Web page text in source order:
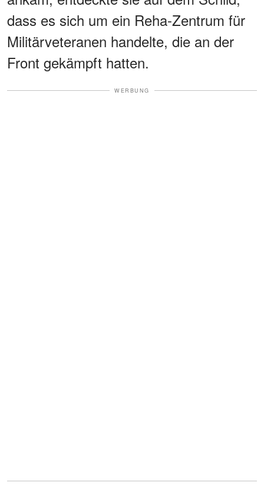
dass es sich um ein Reha-Zentrum für
Militärveteranen handelte, die an der
Front gekämpft hatten.
WERBUNG